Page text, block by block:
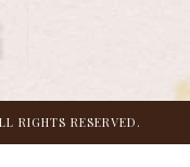
RIGHTS RESERVED.